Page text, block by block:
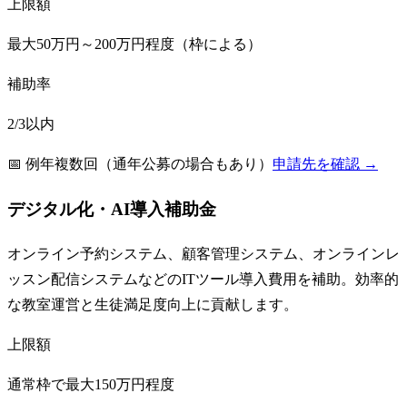
上限額
最大50万円～200万円程度（枠による）
補助率
2/3以内
📅 例年複数回（通年公募の場合もあり） 申請先を確認 →
デジタル化・AI導入補助金
オンライン予約システム、顧客管理システム、オンラインレ
ッスン配信システムなどのITツール導入費用を補助。効率的
な教室運営と生徒満足度向上に貢献します。
上限額
通常枠で最大150万円程度